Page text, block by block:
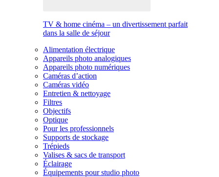
TV & home cinéma – un divertissement parfait
dans la salle de séjour
Alimentation électrique
Appareils photo analogiques
Appareils photo numériques
Caméras d’action
Caméras vidéo
Entretien & nettoyage
Filtres
Objectifs
Optique
Pour les professionnels
Supports de stockage
Trépieds
Valises & sacs de transport
Éclairage
Équipements pour studio photo